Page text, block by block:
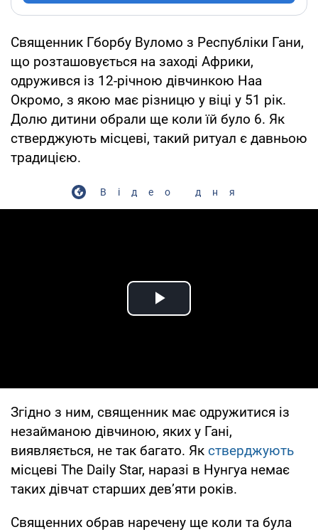
Священник Гборбу Вуломо з Республіки Гани,
що розташовується на заході Африки,
одружився із 12-річною дівчинкою Наа
Окромо, з якою має різницю у віці у 51 рік.
Долю дитини обрали ще коли їй було 6. Як
стверджують місцеві, такий ритуал є давньою
традицією.
Відео дня
Play Video
Згідно з ним, священник має одружитися із
незайманою дівчиною, яких у Гані,
виявляється, не так багато. Як стверджують
місцеві The Daily Star, наразі в Нунгуа немає
таких дівчат старших дев’яти років.
Священних обрав наречену ще коли та була